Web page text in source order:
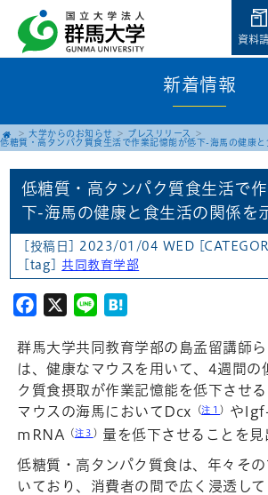
資料
新着情報
大学からのお知らせ
プレスリリース
低糖質・高タンパク質食生活で作業記憶能が低下-海馬の健康
低糖質・高タンパク質食生活で
下-海馬の健康と食生活の関係を
[投稿日] 2023/01/04 WED
[tag] 共同教育学部
Facebook
X Line
群馬大学共同教育学部の島孟留講師
は、健康なマウスを用いて、4週間の
ク質食摂取が作業記憶能を低下させる
マウスの海馬においてDcx
（注１ ） や
mRNA
（ 注３ ） 量を低下させることを見
低糖質・高タンパク質食は、年々そ
いており、消費者の間で広く浸透し